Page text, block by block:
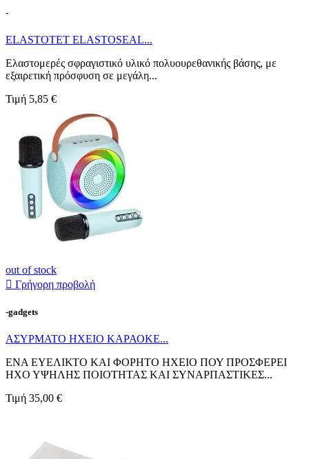
-
ELASTOTET ELASTOSEAL...
Ελαστομερές σφραγιστικό υλικό πολυουρεθανικής βάσης, με
εξαιρετική πρόσφυση σε μεγάλη...
Τιμή 5,85 €
out of stock
 Γρήγορη προβολή
-gadgets
ΑΣΥΡΜΑΤΟ ΗΧΕΙΟ ΚΑΡΑΟΚΕ...
ΕΝΑ ΕΥΕΛΙΚΤΟ ΚΑΙ ΦΟΡΗΤΟ ΗΧΕΙΟ ΠΟΥ ΠΡΟΣΦΕΡΕΙ
ΗΧΟ ΥΨΗΛΗΣ ΠΟΙΟΤΗΤΑΣ ΚΑΙ ΣΥΝΑΡΠΑΣΤΙΚΕΣ...
Τιμή 35,00 €